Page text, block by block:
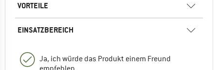
VORTEILE
EINSATZBEREICH
Ja, ich würde das Produkt einem Freund